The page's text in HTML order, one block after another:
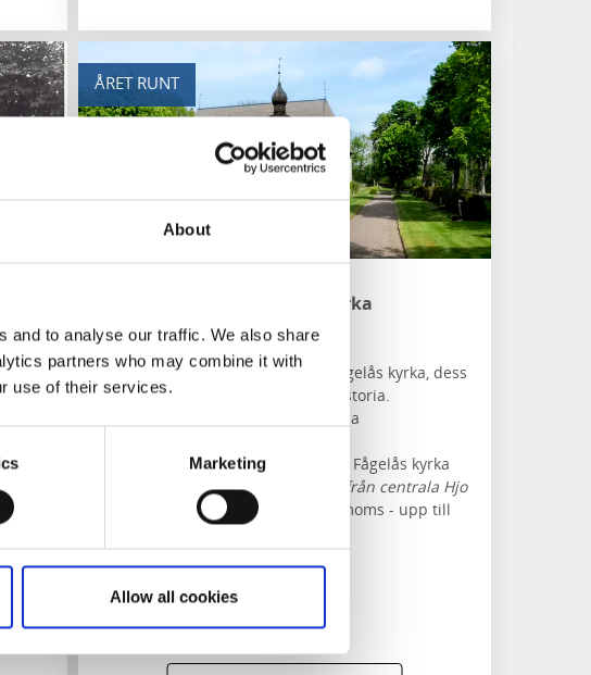
About
and to analyse our traffic. We also share
partners who may combine it with
use of their services.
Marketing
Allow all cookies
i
ÅRET RUNT
Norra Fågelås kyrka
Norra Fågelås
En historisk guidning av Norra Fågelås kyrka, dess
arkitektur och långa historia.
Norra Fågelås kyrkas historia
utanför kyrkan, samt i Norra Fågelås kyrka
Går att kombinera med bussresa från centrala Hjo
1800/guide/grupp inklusive moms - upp till
Grupp bokar egen buss